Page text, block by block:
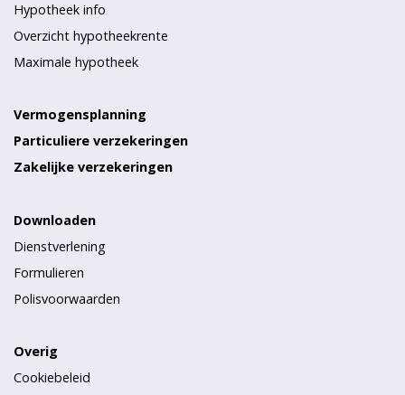
Hypotheek info
Overzicht hypotheekrente
Maximale hypotheek
Vermogensplanning
Particuliere verzekeringen
Zakelijke verzekeringen
Downloaden
Dienstverlening
Formulieren
Polisvoorwaarden
Overig
Cookiebeleid